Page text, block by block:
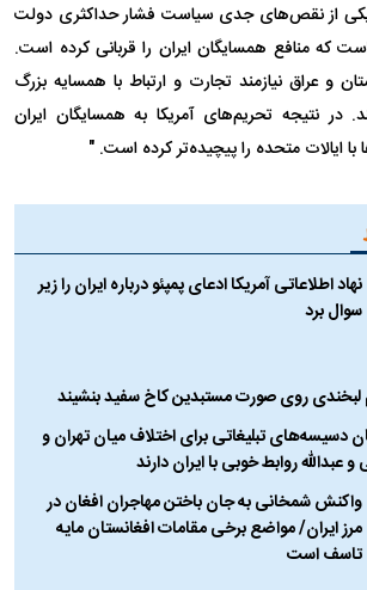
از نقص‌های جدی سیاست فشار حداکثری دولت
که منافع همسایگان ایران را قربانی کرده است.
و عراق نیازمند تجارت و ارتباط با همسایه بزرگ
در نتیجه تحریم‌های آمریکا به همسایگان ایران
ایالات متحده را پیچیده‌تر کرده است. "
نهاد اطلاعاتی آمریکا ادعای پمپئو درباره ایران را زیر
سوال برد
لبخندی روی صورت مستبدین کاخ سفید بنشیند
دسیسه‌های تبلیغاتی برای اختلاف میان تهران و
عبدالله روابط خوبی با ایران دارند
واکنش شمخانی به جان باختن مهاجران افغان در
مرز ایران/ مواضع برخی مقامات افغانستان مایه
تاسف است